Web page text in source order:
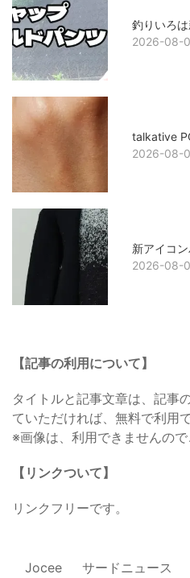
釣りいろ
2026-08-
talkative
2026-08-
新アイコ
2026-08-
【記事の利用について】
タイトルと記事文章は、記事
ていただければ、無料で利用で
※画像は、利用できませんので
【リンクついて】
リンクフリーです。
Jocee サードニュース